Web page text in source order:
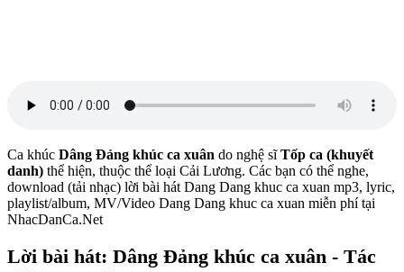
Ca khúc Dâng Đảng khúc ca xuân do nghệ sĩTốp ca (khuyết
danh) thể hiện, thuộc thể loại Cải Lương. Các bạn có thể nghe,
download (tải nhạc) lời bài hát Dang Dang khuc ca xuan mp3, lyric,
playlist/album, MV/Video Dang Dang khuc ca xuan miễn phí tại
NhacDanCa.Net
Lời bài hát: Dâng Đảng khúc ca xuân - Tác